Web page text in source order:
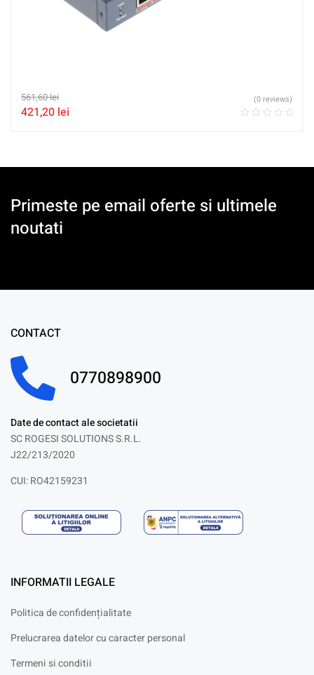
561,60lei
421,20 lei
(0 reviews)
Primeste pe email oferte si ultimele
noutati
CONTACT
0770898900
Date de contact ale societatii
SC ROGESI SOLUTIONS S.R.L.
J22/213/2020
CUI: RO42159231
INFORMATII LEGALE
Politica de confidențialitate
Prelucrarea datelor cu caracter personal
Termeni si conditii